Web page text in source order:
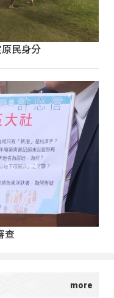
民身分
查